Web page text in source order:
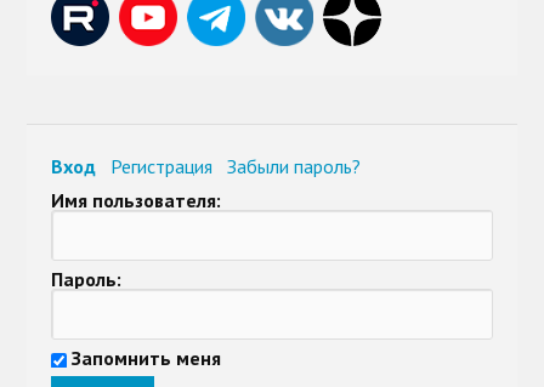
Вход Регистрация
Забыли пароль?
Имя пользователя:
Пароль:
Запомнить меня